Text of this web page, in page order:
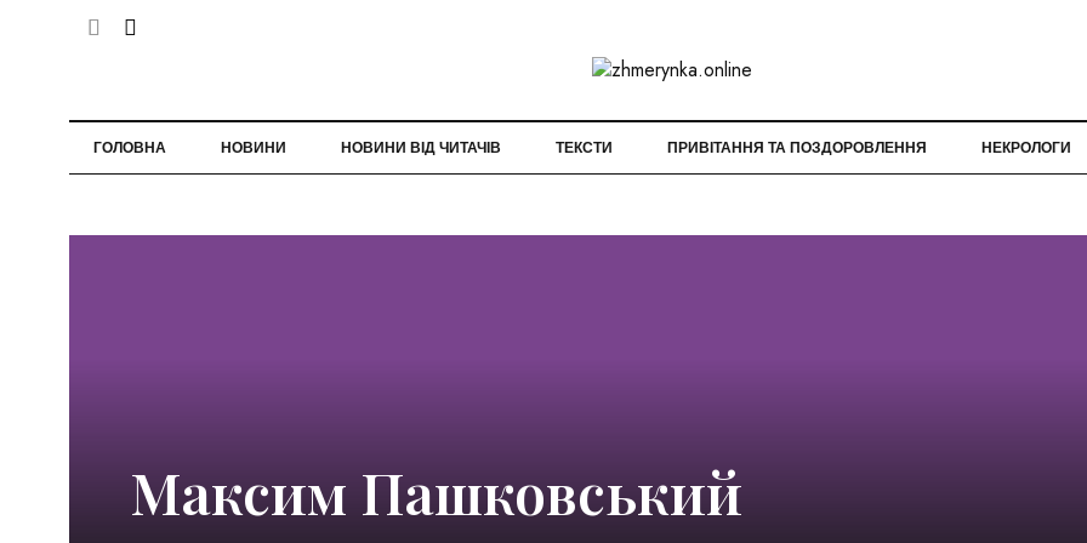
ГОЛОВНА НОВИНИ НОВИНИ ВІД ЧИТАЧІВ ТЕКСТИ ПРИВІТАННЯ ТА ПОЗДОРОВЛЕННЯ НЕКРОЛОГИ
Максим Пашковський